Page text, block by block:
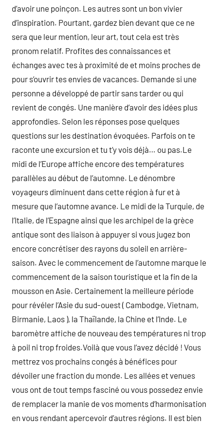
d’avoir une poinçon. Les autres sont un bon vivier
d’inspiration. Pourtant, gardez bien devant que ce ne
sera que leur mention, leur art, tout cela est très
pronom relatif. Profites des connaissances et
échanges avec tes à proximité de et moins proches de
pour s’ouvrir tes envies de vacances. Demande si une
personne a développé de partir sans tarder ou qui
revient de congés. Une manière d’avoir des idées plus
approfondies. Selon les réponses pose quelques
questions sur les destination évoquées. Parfois on te
raconte une excursion et tu t’y vois déjà… ou pas.Le
midi de l’Europe affiche encore des températures
parallèles au début de l’automne. Le dénombre
voyageurs diminuent dans cette région à fur et à
mesure que l’automne avance. Le midi de la Turquie, de
l’Italie, de l’Espagne ainsi que les archipel de la grèce
antique sont des liaison à appuyer si vous jugez bon
encore concrétiser des rayons du soleil en arrière-
saison. Avec le commencement de l’automne marque le
commencement de la saison touristique et la fin de la
mousson en Asie. Certainement la meilleure période
pour révéler l’Asie du sud-ouest ( Cambodge, Vietnam,
Birmanie, Laos ), la Thaïlande, la Chine et l’Inde. Le
baromètre affiche de nouveau des températures ni trop
à poil ni trop froides.Voilà que vous l’avez décidé ! Vous
mettrez vos prochains congés à bénéfices pour
dévoiler une fraction du monde. Les allées et venues
vous ont de tout temps fasciné ou vous possedez envie
de remplacer la manie de vos moments d’harmonisation
en vous rendant apercevoir d’autres régions. Il est bien